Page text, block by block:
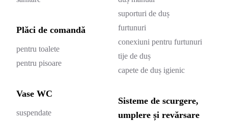
Plăci de comandă
pentru toalete
pentru pisoare
Vase WC
suspendate
suporturi de duș
furtunuri
conexiuni pentru furtunuri
tije de duș
capete de duș igienic
Sisteme de scurgere,
umplere și revărsare